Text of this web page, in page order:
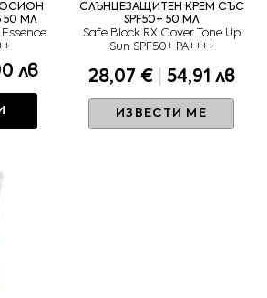
50 МЛ
лв
СЛЪНЦЕЗАЩИТЕН КРЕМ СЪС
SPF50+ 50 МЛ
Safe Block RX Cover Tone Up
Sun SPF50+ PA++++
28,07 € 54,91 лв
ИЗВЕСТИ МЕ